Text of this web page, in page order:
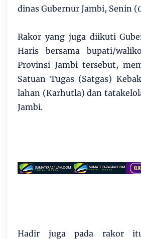
dinas Gubernur Jambi, Senin
Rakor yang juga diikuti
Haris bersama bupati/
Provinsi Jambi tersebut,
Satuan Tugas (Satgas)
lahan (Karhutla) dan
Jambi.
Hadir juga pada rakor